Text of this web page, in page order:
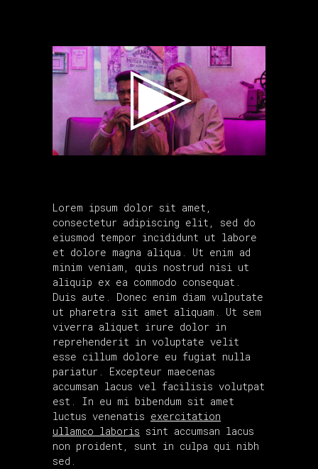
Lorem ipsum dolor sit amet,
consectetur adipiscing elit, sed do
eiusmod tempor incididunt ut labore
et dolore magna aliqua. Ut enim ad
minim veniam, quis nostrud nisi ut
aliquip ex ea commodo consequat.
Duis aute. Donec enim diam vulputate
ut pharetra sit amet aliquam. Ut sem
viverra aliquet irure dolor in
reprehenderit in voluptate velit
esse cillum dolore eu fugiat nulla
pariatur. Excepteur maecenas
accumsan lacus vel facilisis volutpat
est. In eu mi bibendum sit amet
luctus venenatis exercitation
ullamco laboris sint accumsan lacus
non proident, sunt in culpa qui nibh
sed.